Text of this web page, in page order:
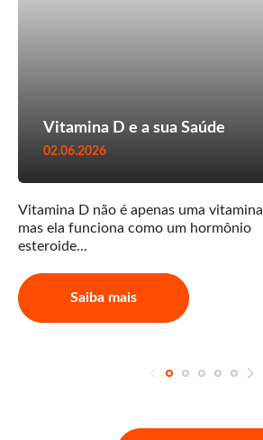
Vitamina D e a sua Saúde
02.06.2026
Vitamina D não é apenas uma vitamina
mas ela funciona como um hormônio
esteroide...
Saiba mais